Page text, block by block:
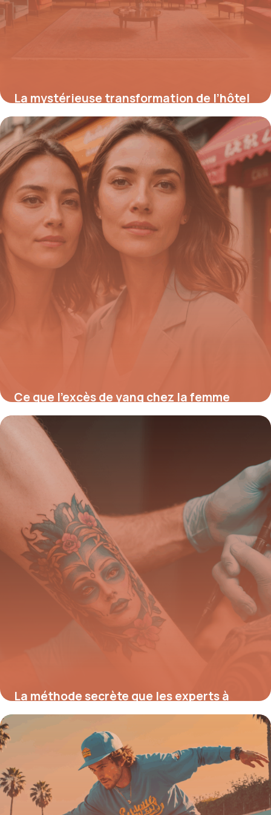
La mystérieuse transformation de l’hôtel
Weidmann : entre luxe d’hier et déclin
d’aujourd’hui
18 août 2025
Ce que l’excès de yang chez la femme
cache vraiment pour votre santé et
comment retrouver l’équilibre yin en 5
étapes essentielles
La méthode secrète que les experts à
Nantes utilisent pour effacer n’importe
quel tatouage rapidement et en toute
7 août 2025